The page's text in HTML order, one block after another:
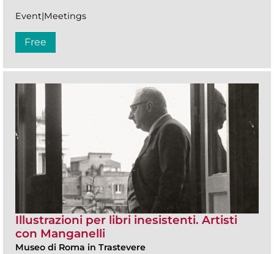
Event|Meetings
Free
Illustrazioni per libri inesistenti. Artisti
con Manganelli
Museo di Roma in Trastevere